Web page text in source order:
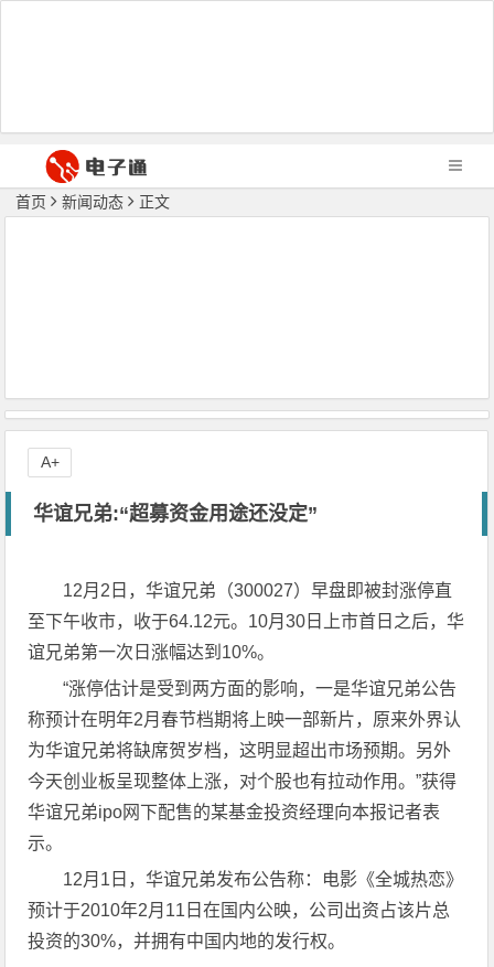
首页 新闻动态 正文
华谊兄弟:“超募资金用途还没定”
12月2日，华谊兄弟（300027）早盘即被封涨停直
至下午收市，收于64.12元。10月30日上市首日之后，华
谊兄弟第一次日涨幅达到10%。
“涨停估计是受到两方面的影响，一是华谊兄弟公告
称预计在明年2月春节档期将上映一部新片，原来外界认
为华谊兄弟将缺席贺岁档，这明显超出市场预期。另外
今天创业板呈现整体上涨，对个股也有拉动作用。”获得
华谊兄弟ipo网下配售的某基金投资经理向本报记者表
示。
12月1日，华谊兄弟发布公告称：电影《全城热恋》
预计于2010年2月11日在国内公映，公司出资占该片总
投资的30%，并拥有中国内地的发行权。
A+